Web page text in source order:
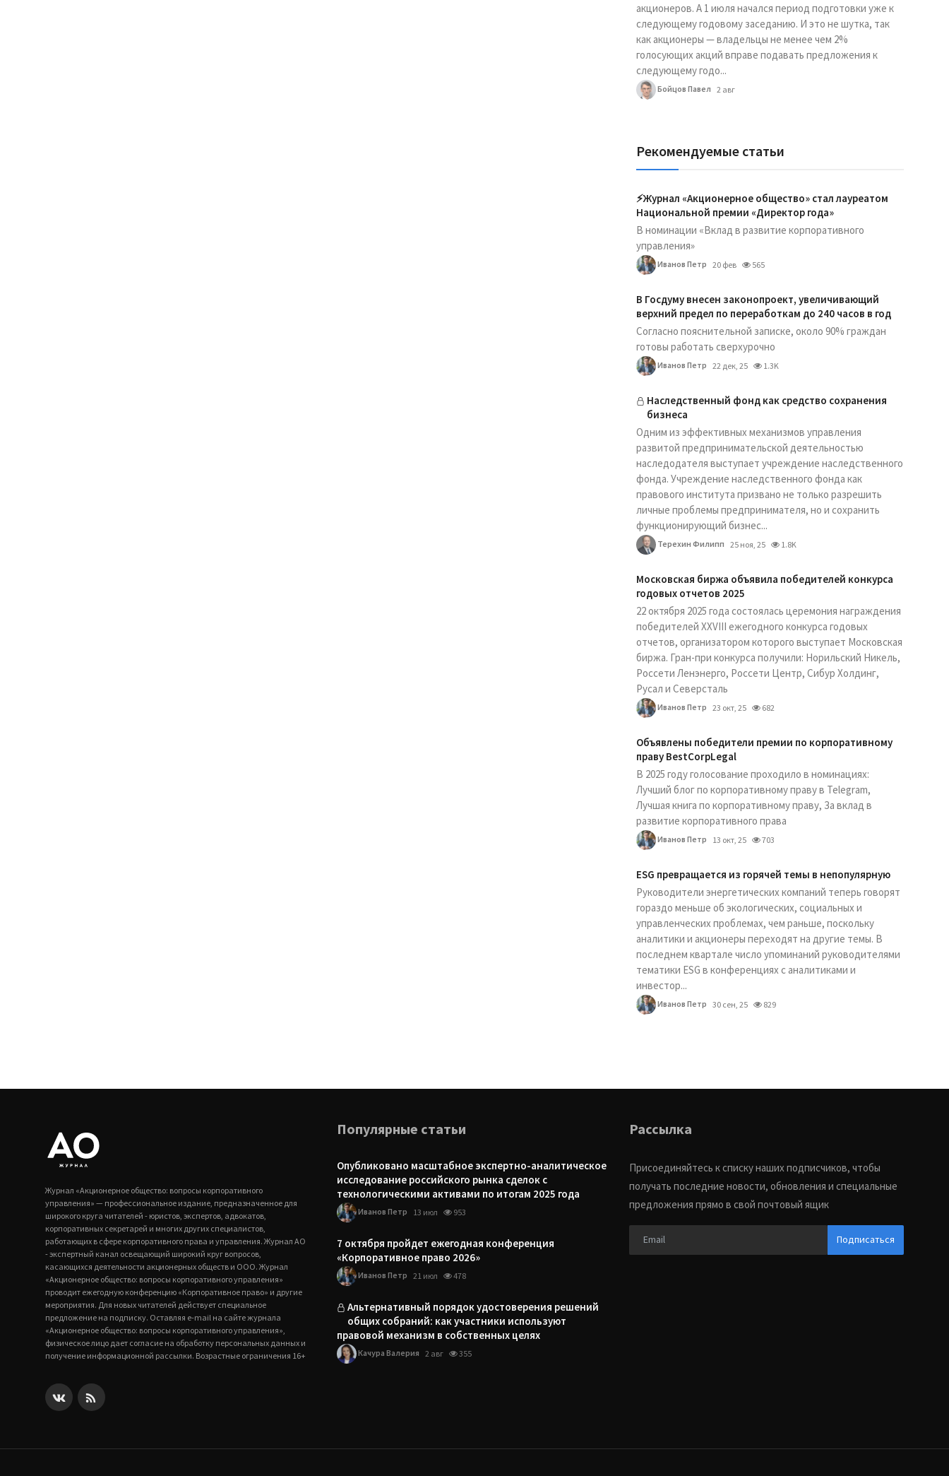
акционеров. А 1 июля начался период подготовки уже к
следующему годовому заседанию. И это не шутка, так
как акционеры — владельцы не менее чем 2%
голосующих акций вправе подавать предложения к
следующему годо...
Бойцов Павел 2 авг
Рекомендуемые статьи
⚡️Журнал «Акционерное общество» стал лауреатом
Национальной премии «Директор года»
В номинации «Вклад в развитие корпоративного
управления»
Иванов Петр 20 фев 565
В Госдуму внесен законопроект, увеличивающий
верхний предел по переработкам до 240 часов в год
Согласно пояснительной записке, около 90% граждан
готовы работать сверхурочно
Иванов Петр 22 дек, 25 1.3K
Наследственный фонд как средство сохранения
бизнеса
Одним из эффективных механизмов управления
развитой предпринимательской деятельностью
наследодателя выступает учреждение наследственного
фонда. Учреждение наследственного фонда как
правового института призвано не только разрешить
личные проблемы предпринимателя, но и сохранить
функционирующий бизнес...
Терехин Филипп 25 ноя, 25 1.8K
Московская биржа объявила победителей конкурса
годовых отчетов 2025
22 октября 2025 года состоялась церемония награждения
победителей XXVIII ежегодного конкурса годовых
отчетов, организатором которого выступает Московская
биржа. Гран-при конкурса получили: Норильский Никель,
Россети Ленэнерго, Россети Центр, Сибур Холдинг,
Русал и Северсталь
Иванов Петр 23 окт, 25 682
Объявлены победители премии по корпоративному
праву BestCorpLegal
В 2025 году голосование проходило в номинациях:
Лучший блог по корпоративному праву в Telegram,
Лучшая книга по корпоративному праву, За вклад в
развитие корпоративного права
Иванов Петр 13 окт, 25 703
ESG превращается из горячей темы в непопулярную
Руководители энергетических компаний теперь говорят
гораздо меньше об экологических, социальных и
управленческих проблемах, чем раньше, поскольку
аналитики и акционеры переходят на другие темы. В
последнем квартале число упоминаний руководителями
тематики ESG в конференциях с аналитиками и
инвестор...
Иванов Петр 30 сен, 25 829
Журнал «Акционерное общество: вопросы корпоративного
управления» — профессиональное издание, предназначенное для
широкого круга читателей - юристов, экспертов, адвокатов,
корпоративных секретарей и многих других специалистов,
работающих в сфере корпоративного права и управления. Журнал АО
- экспертный канал освещающий широкий круг вопросов,
касающихся деятельности акционерных обществ и ООО. Журнал
«Акционерное общество: вопросы корпоративного управления»
проводит ежегодную конференцию «Корпоративное право» и другие
мероприятия. Для новых читателей действует специальное
предложение на подписку. Оставляя e-mail на сайте журнала
«Акционерное общество: вопросы корпоративного управления»,
физическое лицо дает согласие на обработку персональных данных и
получение информационной рассылки. Возрастные ограничения 16+
Популярные статьи
Опубликовано масштабное экспертно-аналитическое
исследование российского рынка сделок с
технологическими активами по итогам 2025 года
Иванов Петр 13 июл 953
7 октября пройдет ежегодная конференция
«Корпоративное право 2026»
Иванов Петр 21 июл 478
Альтернативный порядок удостоверения решений
общих собраний: как участники используют
правовой механизм в собственных целях
Качура Валерия 2 авг 355
Рассылка
Присоединяйтесь к списку наших подписчиков, чтобы
получать последние новости, обновления и специальные
предложения прямо в свой почтовый ящик
Подписаться